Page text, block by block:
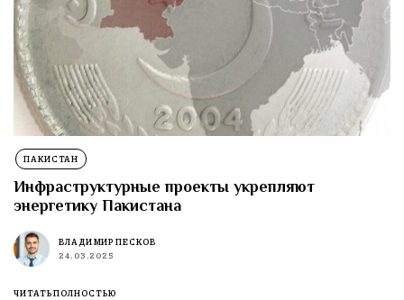
ПАКИСТАН
Инфраструктурные проекты укрепляют
энергетику Пакистана
ВЛАДИМИР ПЕСКОВ
24.03.2025
ЧИТАТЬ ПОЛНОСТЬЮ